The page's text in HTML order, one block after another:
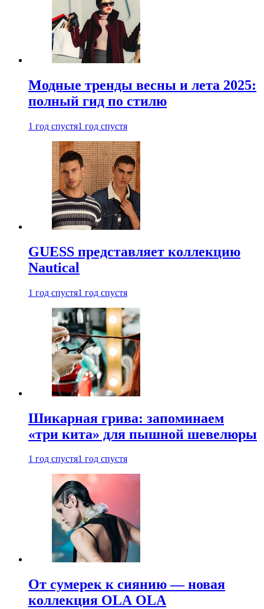
Модные тренды весны и лета 2025:
полный гид по стилю
1 год спустя1 год спустя
GUESS представляет коллекцию
Nautical
1 год спустя1 год спустя
Шикарная грива: запоминаем
«три кита» для пышной шевелюры
1 год спустя1 год спустя
От сумерек к сиянию — новая
коллекция OLA OLA